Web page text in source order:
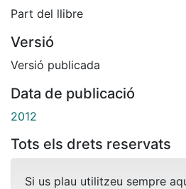
Part del llibre
Versió
Versió publicada
Data de publicació
2012
Tots els drets reservats
Si us plau utilitzeu sempre